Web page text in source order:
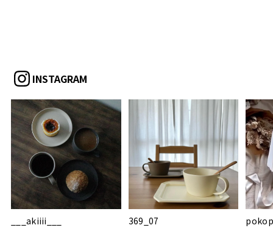
INSTAGRAM
___akiiii___
369_07